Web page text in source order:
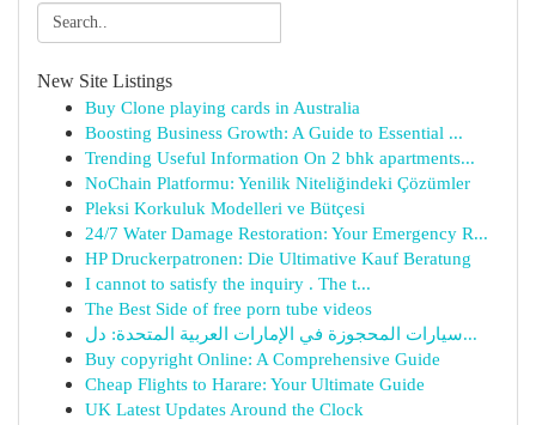
New Site Listings
Buy Clone playing cards in Australia
Boosting Business Growth: A Guide to Essential ...
Trending Useful Information On 2 bhk apartments...
NoChain Platformu: Yenilik Niteliğindeki Çözümler
Pleksi Korkuluk Modelleri ve Bütçesi
24/7 Water Damage Restoration: Your Emergency R...
HP Druckerpatronen: Die Ultimative Kauf Beratung
I cannot to satisfy the inquiry . The t...
The Best Side of free porn tube videos
سيارات المحجوزة في الإمارات العربية المتحدة: دل...
Buy copyright Online: A Comprehensive Guide
Cheap Flights to Harare: Your Ultimate Guide
UK Latest Updates Around the Clock